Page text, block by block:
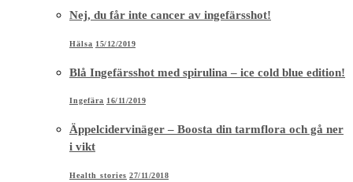
Nej, du får inte cancer av ingefärsshot!
Hälsa 15/12/2019
Blå Ingefärsshot med spirulina – ice cold blue edition!
Ingefära 16/11/2019
Äppelcidervinäger – Boosta din tarmflora och gå ner
i vikt
Health stories 27/11/2018